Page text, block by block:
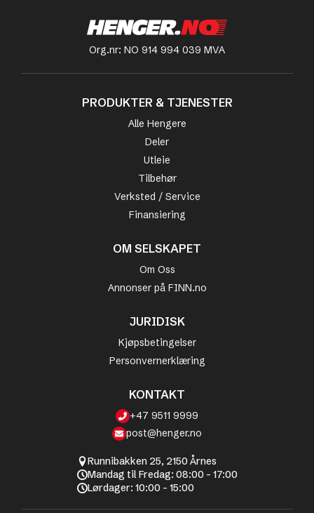
Org.nr: NO 914 994 039 MVA
PRODUKTER & TJENESTER
Alle Hengere
Deler
Utleie
Tilbehør
Verksted / Service
Finansiering
OM SELSKAPET
Om Oss
Annonser på FINN.no
JURIDISK
Kjøpsbetingelser
Personvernerklæring
KONTAKT
+47 9511 9999
post@henger.no
Runnibakken 25, 2150 Årnes
Mandag til Fredag: 08:00 - 17:00
Lørdager: 10:00 - 15:00